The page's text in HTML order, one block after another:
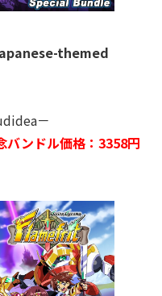
themed
－
バンドル価格：3358円